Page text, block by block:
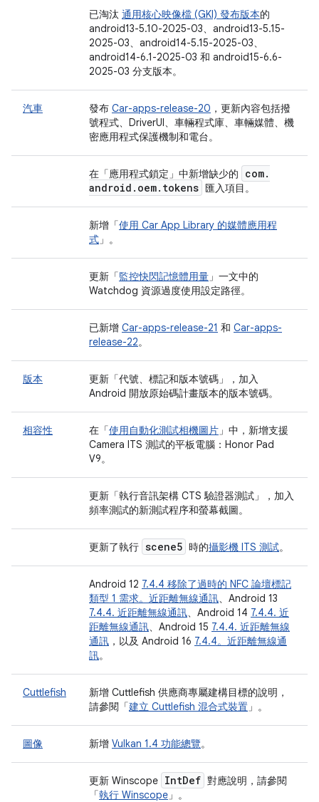
已淘汰 通用核心映像檔 (GKI) 發布版本的
android13-5.10-2025-03、android13-5.15-
2025-03、android14-5.15-2025-03、
android14-6.1-2025-03 和 android15-6.6-
2025-03 分支版本。
汽車 發布 Car-apps-release-20 ，更新內容包括撥
號程式、DriverUI、車輛程式庫、車輛媒體、機
密應用程式保護機制和電台。
在「應用程式鎖定」 中新增缺少的 com.
android . oem. tokens 匯入項目。
新增「使用 Car App Library 的媒體應用程
式 」。
更新「監控快閃記憶體用量 」一文中的
Watchdog 資源過度使用設定路徑。
已新增 Car-apps-release-21 和 Car-apps-
release-22。
版本 更新「代號、標記和版本號碼」
，加入
Android 開放原始碼計畫版本的版本號碼。
相容性 在「使用自動化測試相機圖片 」中，新增支援
Camera ITS 測試的平板電腦：Honor Pad
V9。
更新「執行音訊架構 CTS 驗證器測試」
，加入
頻率測試的新測試程序和螢幕截圖。
更新了執行 scene5 時的攝影機 ITS 測試。
Android 12 7.4.4 移除了過時的 NFC 論壇標記
類型 1 需求。近距離無線通訊、Android 13
7.4.4. 近距離無線通訊、Android 14 7.4.4. 近
距離無線通訊、Android 15 7.4.4. 近距離無線
通訊 ，以及 Android 16 7.4.4。近距離無線通
訊。
Cuttlefish
新增 Cuttlefish 供應商專屬建構目標的說明，
請參閱「建立 Cuttlefish 混合式裝置 」。
圖像 新增 Vulkan 1.4 功能總覽。
更新 Winscope IntDef 對應說明，請參閱
「執行 Winscope 」。